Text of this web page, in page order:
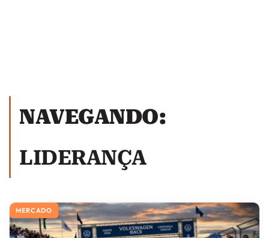
NAVEGANDO:
LIDERANÇA
MERCADO